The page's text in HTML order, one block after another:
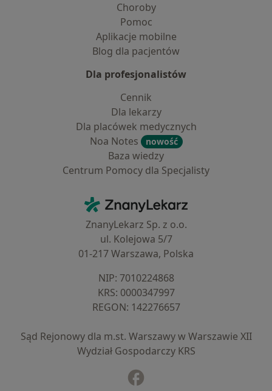
Choroby
Pomoc
Aplikacje mobilne
Blog dla pacjentów
Dla profesjonalistów
Cennik
Dla lekarzy
Dla placówek medycznych
Noa Notes
nowość
Baza wiedzy
Centrum Pomocy dla Specjalisty
ZnanyLekarz - Strona główna
ZnanyLekarz Sp. z o.o.
ul. Kolejowa 5/7
01-217 Warszawa, Polska
NIP: ⁠7010224868
KRS: ⁠0000347997
REGON: ⁠142276657
Sąd Rejonowy dla m.st. Warszawy w Warszawie XII
Wydział Gospodarczy KRS